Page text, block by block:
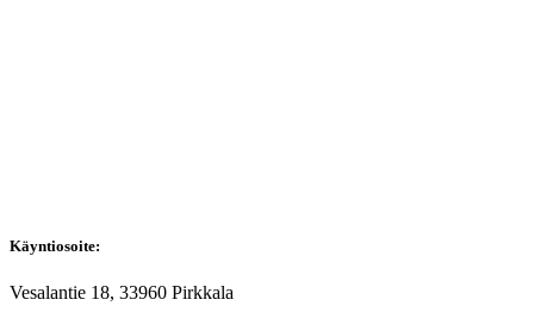
Käyntiosoite:
Vesalantie 18, 33960 Pirkkala